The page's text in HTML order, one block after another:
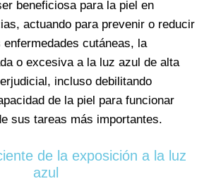
beneficiosa para la piel en
actuando para prevenir o reducir
cutáneas, la
o excesiva a la luz azul de alta
incluso debilitando
de la piel para funcionar
sus tareas más importantes.
de la exposición a la luz
azul